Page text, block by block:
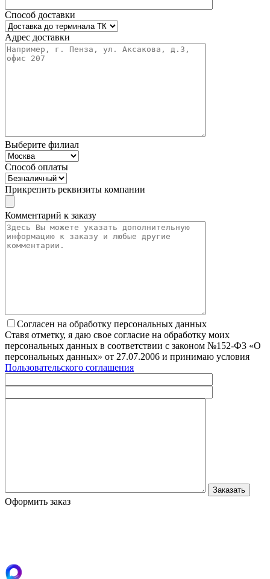
Способ доставки
Адрес доставки
Выберите филиал
Способ оплаты
Прикрепить реквизиты компании
Комментарий к заказу
Согласен на обработку персональных данных
Ставя отметку, я даю свое согласие на обработку моих
персональных данных в соответствии с законом №152-Ф3 «О
персональных данных» от 27.07.2006 и принимаю условия
Пользовательского соглашения
Оформить заказ